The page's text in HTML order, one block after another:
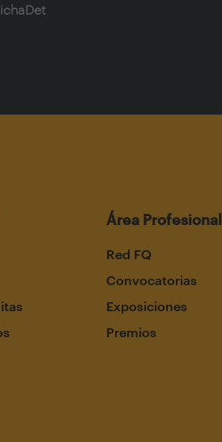
Área Profesional
Red FQ
Convocatorias
Exposiciones
Premios